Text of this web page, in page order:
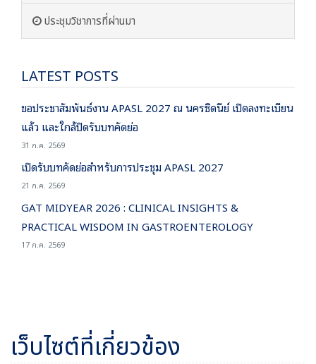
ประชุมวิชาการที่ผ่านมา
LATEST POSTS
ขอประชาสัมพันธ์งาน APASL 2027 ณ นครซิดนีย์ เปิดลงทะเบียน
แล้ว และใกล้ปิดรับบทคัดย่อ
31 ก.ค. 2569
เปิดรับบทคัดย่อสำหรับการประชุม APASL 2027
21 ก.ค. 2569
GAT MIDYEAR 2026 : CLINICAL INSIGHTS &
PRACTICAL WISDOM IN GASTROENTEROLOGY
17 ก.ค. 2569
เว็บไซต์ที่เกี่ยวข้อง